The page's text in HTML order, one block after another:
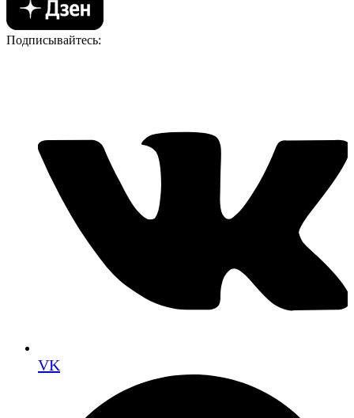
Подписывайтесь:
VK